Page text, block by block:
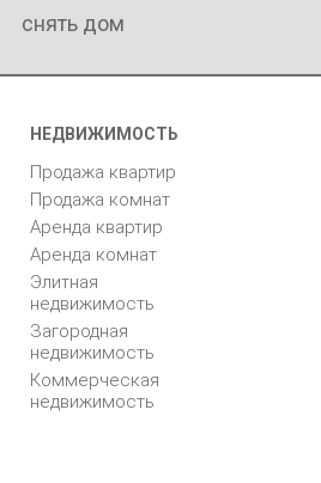
снять дом
НЕДВИЖИМОСТЬ
Продажа квартир
Продажа комнат
Аренда квартир
Аренда комнат
Элитная
недвижимость
Загородная
недвижимость
Коммерческая
недвижимость